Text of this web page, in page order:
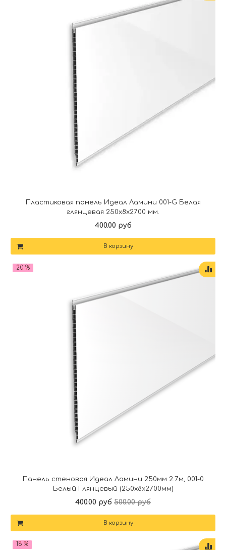
Пластиковая панель Идеал Ламини 001-G Белая
глянцевая 250х8х2700 мм.
400.00 руб
В корзину
20 %
Панель стеновая Идеал Ламини 250мм 2.7м, 001-0
Белый Глянцевый (250x8x2700мм)
400.00 руб 500.00 руб
В корзину
18 %